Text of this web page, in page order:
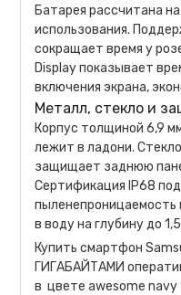
Батарея рассчитана
использования.
сокращает время у
Display показывает
включения экрана,
Металл, стекло и
Корпус толщиной 6,9
лежит в ладони.
защищает заднюю
Сертификация IP68
пыленепроницаемость
в воду на глубину до
Купить смартфон
ГИГАБАЙТАМИ
в цвете awesome